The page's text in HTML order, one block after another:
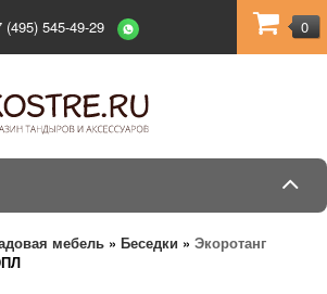
(495) 545-49-29 0
мебель » Беседки » Экоротанг